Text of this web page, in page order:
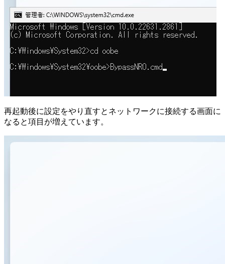
再起動後に設定をやり直すとネットワークに接続する画面に
なると項目が増えています。